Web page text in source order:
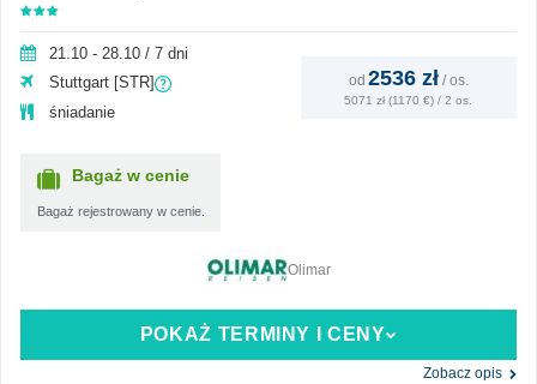
21.10 - 28.10 / 7 dni
Stuttgart [STR]
śniadanie
Bagaż w cenie
Bagaż rejestrowany w cenie.
od 2536 zł / os.
5071 zł (1170 €) / 2 os.
POKAŻ TERMINY I CENY
Zobacz opis
Olimar